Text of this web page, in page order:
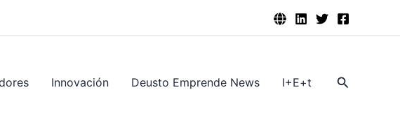
Innovación Deusto Emprende News I+E+t Buscar